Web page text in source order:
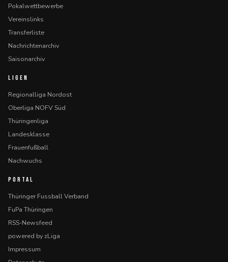
Pokalwettbewerbe
Vereinslinks
Transferliste
Nachrichtenarchiv
Saisonarchiv
LIGEN
Regionalliga Nordost
Oberliga NOFV Süd
Thüringenliga
Landesklasse
Frauenfußball
Nachwuchs
PORTAL
Thüringer Fussball Verband
FuPa Thüringen
RSS-Newsfeed
powered by zLiga
Impressum